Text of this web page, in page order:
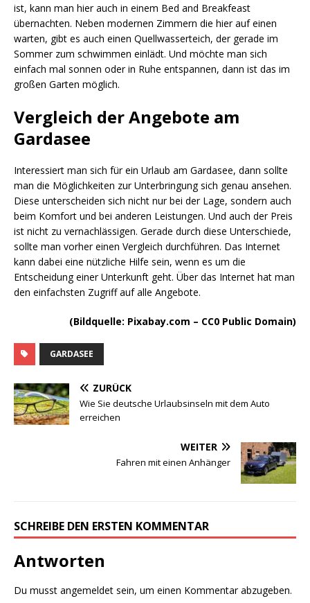
ist, kann man hier auch in einem Bed and Breakfeast
übernachten. Neben modernen Zimmern die hier auf einen
warten, gibt es auch einen Quellwasserteich, der gerade im
Sommer zum schwimmen einlädt. Und möchte man sich
einfach mal sonnen oder in Ruhe entspannen, dann ist das im
großen Garten möglich.
Vergleich der Angebote am
Gardasee
Interessiert man sich für ein Urlaub am Gardasee, dann sollte
man die Möglichkeiten zur Unterbringung sich genau ansehen.
Diese unterscheiden sich nicht nur bei der Lage, sondern auch
beim Komfort und bei anderen Leistungen. Und auch der Preis
ist nicht zu vernachlässigen. Gerade durch diese Unterschiede,
sollte man vorher einen Vergleich durchführen. Das Internet
kann dabei eine nützliche Hilfe sein, wenn es um die
Entscheidung einer Unterkunft geht. Über das Internet hat man
den einfachsten Zugriff auf alle Angebote.
(Bildquelle: Pixabay.com – CC0 Public Domain)
GARDASEE
ZURÜCK
Wie Sie deutsche Urlaubsinseln mit dem Auto
erreichen
WEITER
Fahren mit einen Anhänger
SCHREIBE DEN ERSTEN KOMMENTAR
Antworten
Du musst angemeldet sein, um einen Kommentar abzugeben.